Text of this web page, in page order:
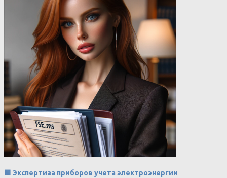
🟩 Экспертиза приборов учета электроэнергии